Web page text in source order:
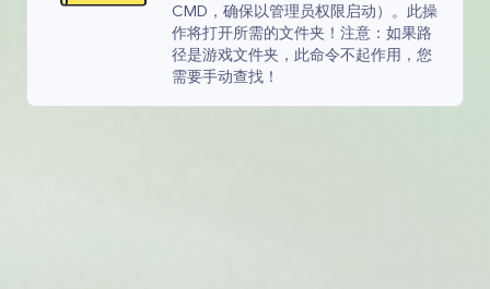
CMD，确保以管理员权限启动）。此操
作将打开所需的文件夹！注意：如果路
径是游戏文件夹，此命令不起作用，您
需要手动查找！